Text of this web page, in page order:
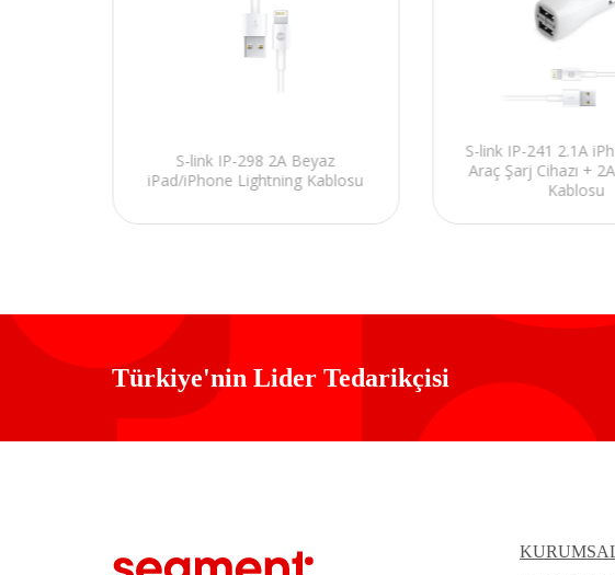
S-link IP-298 2A Beyaz
iPad/iPhone Lightning Kablosu
S-link IP-241 2.1A
Araç Şarj Cihazı +
Kablosu
Türkiye'nin Lider Tedarikçisi